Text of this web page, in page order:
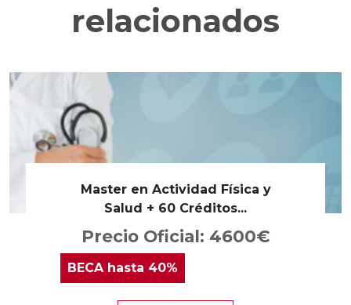
relacionados
Master en Actividad Física y
Salud + 60 Créditos...
Precio Oficial: 4600€
BECAhasta 40%